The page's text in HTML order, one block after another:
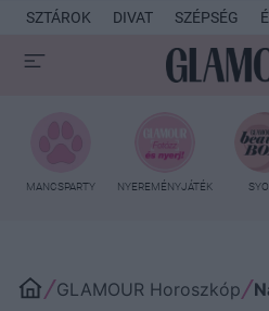
SZTÁROK DIVAT SZÉPSÉG
MANCSPARTY NYEREMÉNYJÁTÉK
GLAMOUR Horoszkóp